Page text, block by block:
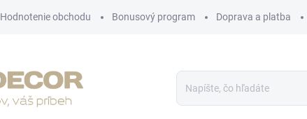
Hodnotenie obchodu Bonusový program Doprava a platba